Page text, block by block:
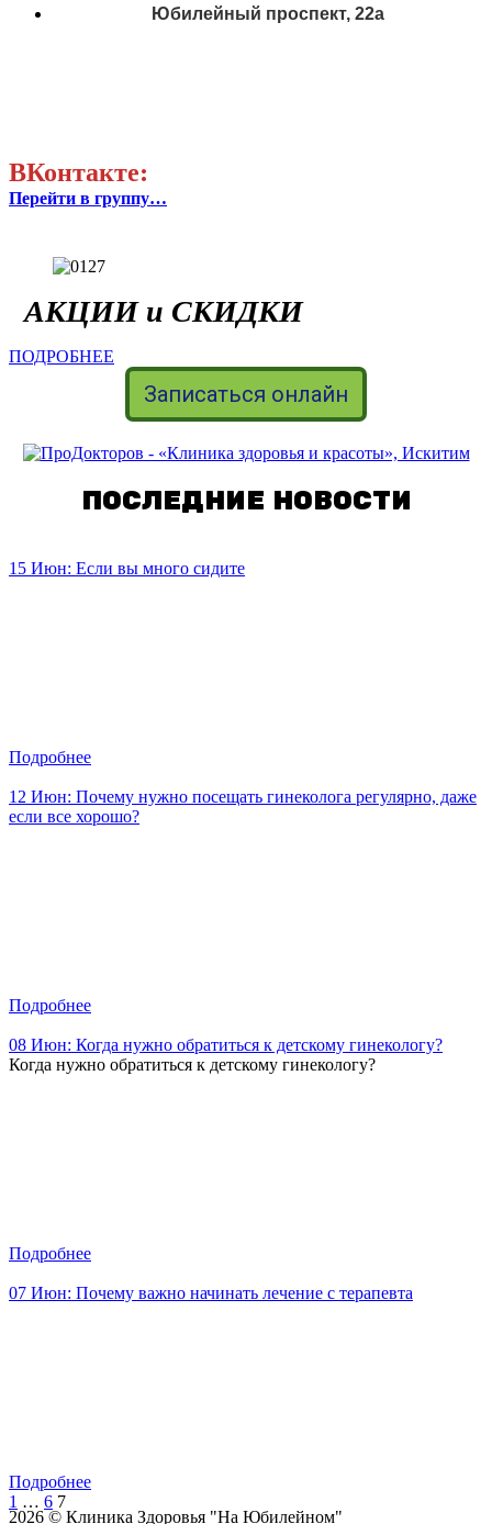
​Юбилейный проспект, 22а
ВКонтакте:
Перейти в группу…
АКЦИИ и СКИДКИ
ПОДРОБНЕЕ
Записаться онлайн
ПОСЛЕДНИЕ НОВОСТИ
15 Июн: Если вы много сидите
Подробнее
12 Июн: Почему нужно посещать гинеколога регулярно, даже
если все хорошо?
Подробнее
08 Июн: Когда нужно обратиться к детскому гинекологу?
Когда нужно обратиться к детскому гинекологу?
Подробнее
07 Июн: Почему важно начинать лечение с терапевта
Подробнее
1 … 6 7
2026 © Клиника Здоровья "На Юбилейном"